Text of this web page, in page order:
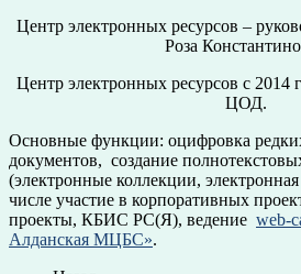
Центр электронных ресурсов –
Роза
Центр электронных ресурсов с
ЦОД.
Основные функции: оцифровка
документов, создание
(электронные коллекции,
числе участие в корпоративных
проекты, КБИС РС(Я), ведение web-
Алданская МЦБС».